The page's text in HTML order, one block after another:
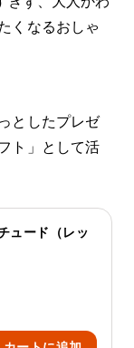
くなるおしゃ
としたプレゼ
ト」として活
ュード（レッ